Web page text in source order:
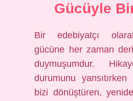
Gücüyle
Bir edebiyatçı
gücüne her zaman
duymuşumdur.
durumunu
bizi dönüştüren,